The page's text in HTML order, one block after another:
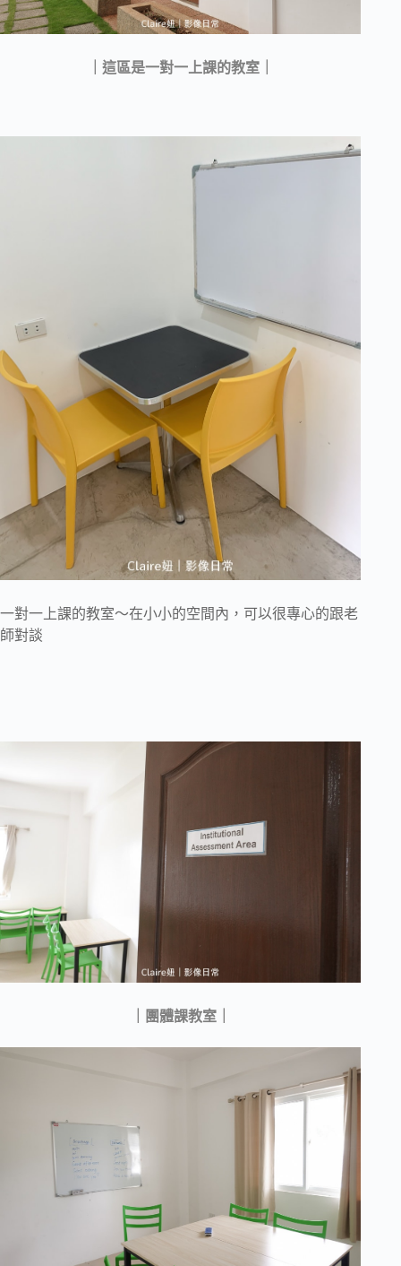
｜這區是一對一上課的教室｜
一對一上課的教室～在小小的空間內，可以很專心的跟老
師對談
｜團體課教室｜